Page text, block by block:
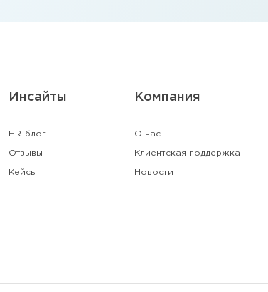
Инсайты
HR-блог
Отзывы
Кейсы
Компания
О нас
Клиентская поддержка
Новости